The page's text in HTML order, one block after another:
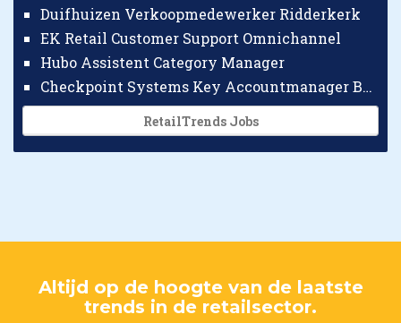
Duifhuizen Verkoopmedewerker Ridderkerk
EK Retail Customer Support Omnichannel
Hubo Assistent Category Manager
Checkpoint Systems Key Accountmanager Benelux
RetailTrends Jobs
Altijd op de hoogte van de laatste
trends in de retailsector.